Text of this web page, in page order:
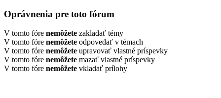
Oprávnenia pre toto fórum
V tomto fóre nemôžete zakladať témy
V tomto fóre nemôžete odpovedať v témach
V tomto fóre nemôžete upravovať vlastné príspevky
V tomto fóre nemôžete mazať vlastné príspevky
V tomto fóre nemôžete vkladať prílohy